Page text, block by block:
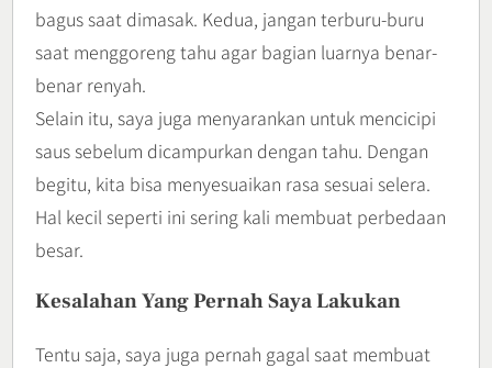
bagus saat dimasak. Kedua, jangan terburu-buru
saat menggoreng tahu agar bagian luarnya benar-
benar renyah.
Selain itu, saya juga menyarankan untuk mencicipi
saus sebelum dicampurkan dengan tahu. Dengan
begitu, kita bisa menyesuaikan rasa sesuai selera.
Hal kecil seperti ini sering kali membuat perbedaan
besar.
Kesalahan Yang Pernah Saya Lakukan
Tentu saja, saya juga pernah gagal saat membuat